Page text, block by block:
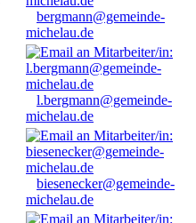
bergmann@gemeinde-
michelau.de
l.bergmann@gemeinde-
michelau.de
biesenecker@gemeinde-
michelau.de